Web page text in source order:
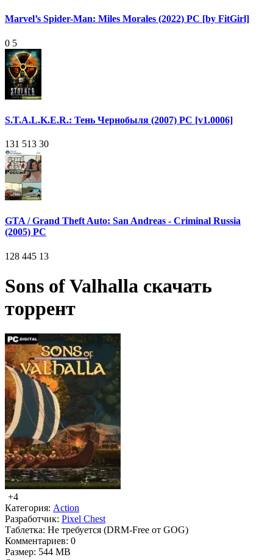
Marvel’s Spider-Man: Miles Morales (2022) PC [by FitGirl]
0 5
S.T.A.L.K.E.R.: Тень Чернобыля (2007) PC [v1.0006]
131 513 30
GTA / Grand Theft Auto: San Andreas - Criminal Russia
(2005) PC
128 445 13
Sons of Valhalla скачать
торрент
+4
Категория: Action
Разработчик: Pixel Chest
Таблетка: Не требуется (DRM-Free от GOG)
Комментариев: 0
Размер: 544 MB